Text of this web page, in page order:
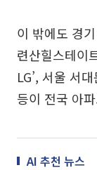
이 밖에도 경
련산힐스테이
LG’, 서울 서
등이 전국 아
AI 추천 뉴스